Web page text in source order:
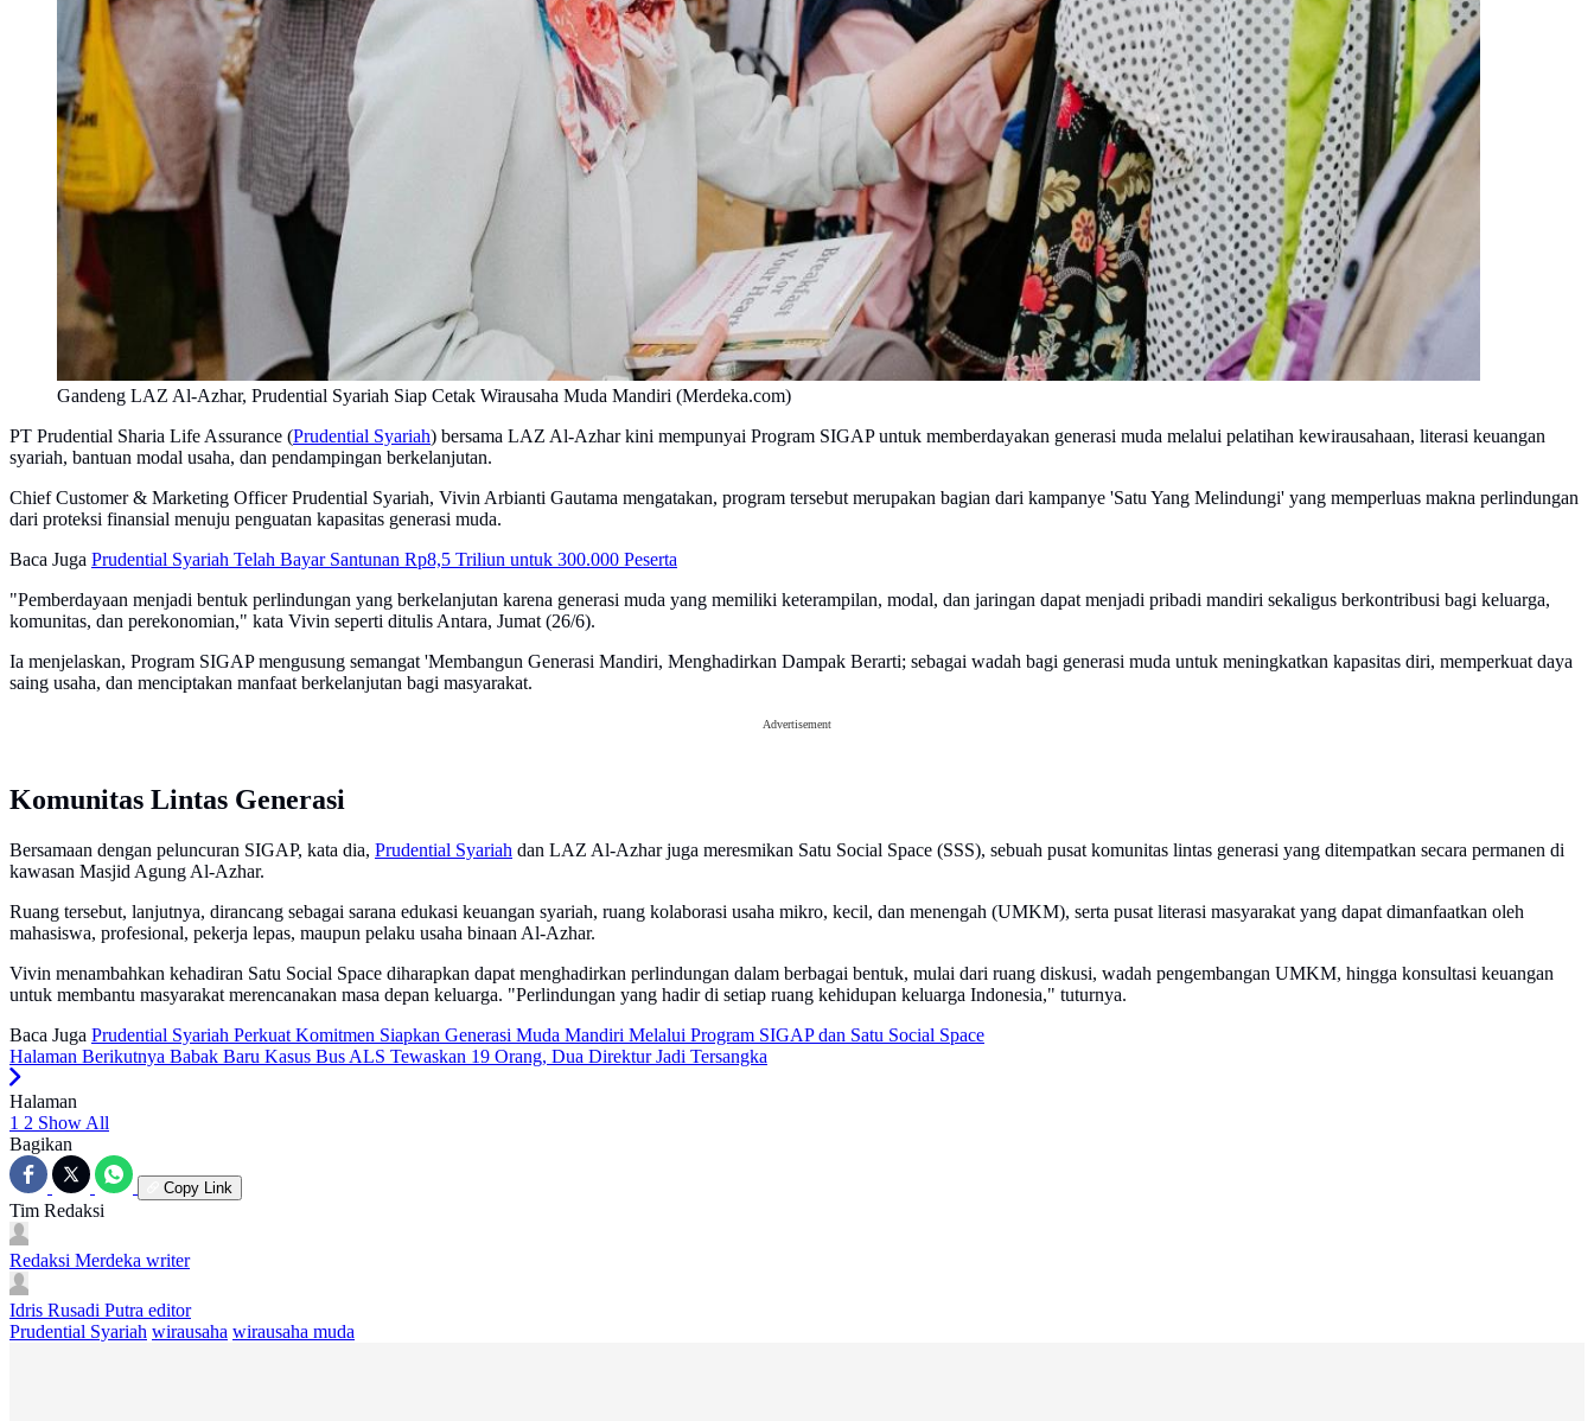
Gandeng LAZ Al-Azhar, Prudential Syariah Siap Cetak Wirausaha Muda Mandiri (Merdeka.com)
PT Prudential Sharia Life Assurance (Prudential Syariah) bersama LAZ Al-Azhar kini mempunyai Program SIGAP untuk memberdayakan generasi muda melalui pelatihan kewirausahaan, literasi keuangan
syariah, bantuan modal usaha, dan pendampingan berkelanjutan.
Chief Customer & Marketing Officer Prudential Syariah, Vivin Arbianti Gautama mengatakan, program tersebut merupakan bagian dari kampanye 'Satu Yang Melindungi' yang memperluas makna perlindungan
dari proteksi finansial menuju penguatan kapasitas generasi muda.
Baca Juga Prudential Syariah Telah Bayar Santunan Rp8,5 Triliun untuk 300.000 Peserta
"Pemberdayaan menjadi bentuk perlindungan yang berkelanjutan karena generasi muda yang memiliki keterampilan, modal, dan jaringan dapat menjadi pribadi mandiri sekaligus berkontribusi bagi keluarga,
komunitas, dan perekonomian," kata Vivin seperti ditulis Antara, Jumat (26/6).
Ia menjelaskan, Program SIGAP mengusung semangat 'Membangun Generasi Mandiri, Menghadirkan Dampak Berarti; sebagai wadah bagi generasi muda untuk meningkatkan kapasitas diri, memperkuat daya
saing usaha, dan menciptakan manfaat berkelanjutan bagi masyarakat.
Advertisement
Komunitas Lintas Generasi
Bersamaan dengan peluncuran SIGAP, kata dia, Prudential Syariah dan LAZ Al-Azhar juga meresmikan Satu Social Space (SSS), sebuah pusat komunitas lintas generasi yang ditempatkan secara permanen di
kawasan Masjid Agung Al-Azhar.
Ruang tersebut, lanjutnya, dirancang sebagai sarana edukasi keuangan syariah, ruang kolaborasi usaha mikro, kecil, dan menengah (UMKM), serta pusat literasi masyarakat yang dapat dimanfaatkan oleh
mahasiswa, profesional, pekerja lepas, maupun pelaku usaha binaan Al-Azhar.
Vivin menambahkan kehadiran Satu Social Space diharapkan dapat menghadirkan perlindungan dalam berbagai bentuk, mulai dari ruang diskusi, wadah pengembangan UMKM, hingga konsultasi keuangan
untuk membantu masyarakat merencanakan masa depan keluarga. "Perlindungan yang hadir di setiap ruang kehidupan keluarga Indonesia," tuturnya.
Baca Juga Prudential Syariah Perkuat Komitmen Siapkan Generasi Muda Mandiri Melalui Program SIGAP dan Satu Social Space
Halaman Berikutnya Babak Baru Kasus Bus ALS Tewaskan 19 Orang, Dua Direktur Jadi Tersangka
Halaman
1 2 Show All
Bagikan
Copy Link
Tim Redaksi
Redaksi Merdeka writer
Idris Rusadi Putra editor
Prudential Syariah wirausaha wirausaha muda